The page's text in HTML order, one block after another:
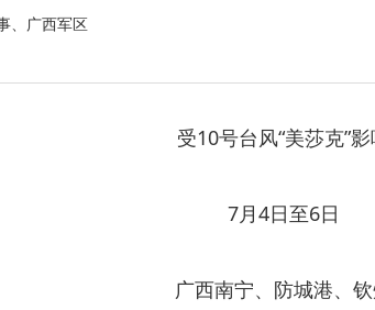
、广西军区
受10号台风“美莎克”
7月4日至6日
广西南宁、防城港、